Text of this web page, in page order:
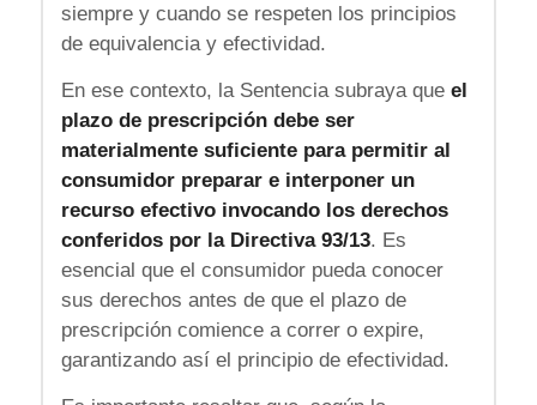
siempre y cuando se respeten los principios
de equivalencia y efectividad.
En ese contexto, la Sentencia subraya que el
plazo de prescripción debe ser
materialmente suficiente para permitir al
consumidor preparar e interponer un
recurso efectivo invocando los derechos
conferidos por la Directiva 93/13. Es
esencial que el consumidor pueda conocer
sus derechos antes de que el plazo de
prescripción comience a correr o expire,
garantizando así el principio de efectividad.